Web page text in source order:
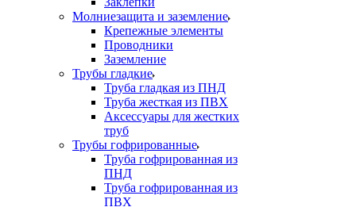
Молниезащита и заземление
Крепежные элементы
Проводники
Заземление
Трубы гладкие
Труба гладкая из ПНД
Труба жесткая из ПВХ
Аксессуары для жестких
труб
Трубы гофрированные
Труба гофрированная из
ПНД
Труба гофрированная из
ПВХ